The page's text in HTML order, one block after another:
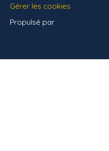
Gérer les cookies
Propulsé par